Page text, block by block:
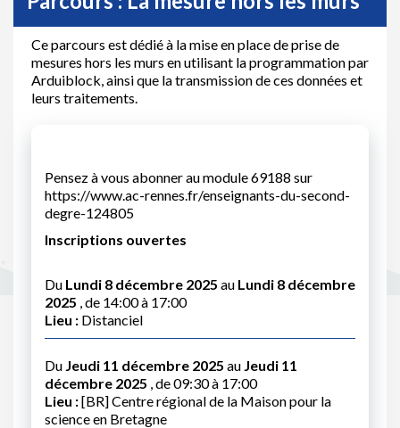
Ce parcours est dédié à la mise en place de prise de
mesures hors les murs en utilisant la programmation par
Arduiblock, ainsi que la transmission de ces données et
leurs traitements.
Pensez à vous abonner au module 69188 sur
https://www.ac-rennes.fr/enseignants-du-second-
degre-124805
Inscriptions ouvertes
Du Lundi 8 décembre 2025 au Lundi 8 décembre
2025 , de 14:00 à 17:00
Lieu : Distanciel
Du Jeudi 11 décembre 2025 au Jeudi 11
décembre 2025 , de 09:30 à 17:00
Lieu :[BR] Centre régional de la Maison pour la
science en Bretagne